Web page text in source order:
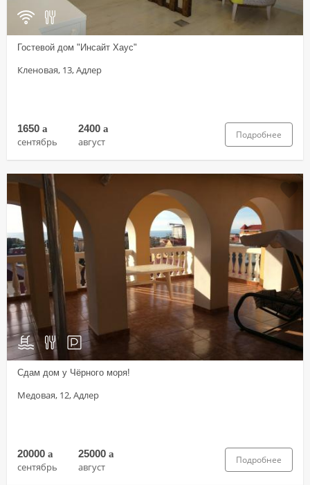
Гостевой дом "Инсайт Хаус"
Кленовая, 13, Адлер
1650 a
сентябрь
2400 a
август
Подробнее
Сдам дом у Чёрного моря!
Медовая, 12, Адлер
20000 a
сентябрь
25000 a
август
Подробнее